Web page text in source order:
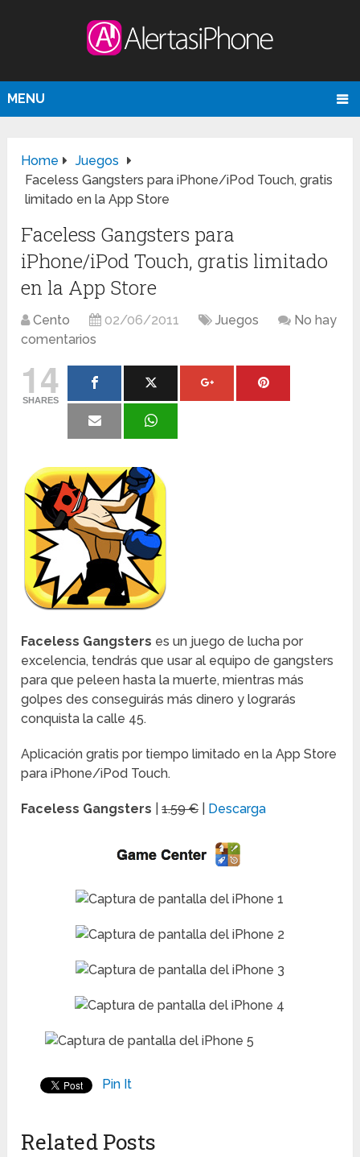
MENU
Home
Juegos
Faceless Gangsters para iPhone/iPod Touch, gratis
limitado en la App Store
Faceless Gangsters para
iPhone/iPod Touch, gratis limitado
en la App Store
Cento 02/06/2011 Juegos
No hay
comentarios
14
SHARES
Faceless Gangsters es un juego de lucha por
excelencia, tendrás que usar al equipo de gangsters
para que peleen hasta la muerte, mientras más
golpes des conseguirás más dinero y lograrás
conquista la calle 45.
Aplicación gratis por tiempo limitado en la App Store
para iPhone/iPod Touch.
Faceless Gangsters |1.59 € Descarga
Pin It
Related Posts